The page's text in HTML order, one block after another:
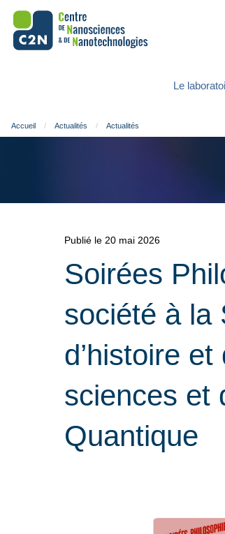
Le
Accueil Actualités Actualités
Publié le 20 mai 2026
Soirées
société à la
d’histoire
sciences et
Quantique